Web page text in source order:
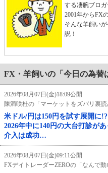
する凄腕ブロ
2001年からFX
そんな羊飼い
説！
FX・羊飼いの「今日の為替
2026年08月07日(金)18:09公開
陳満咲杜の「マーケットをズバリ裏読
米ドル/円は150円を試す展開に
2026年中に140円の大台打診が
介入は成功…
2026年08月07日(金)09:11公開
FXデイトレーダーZEROの「なんで動